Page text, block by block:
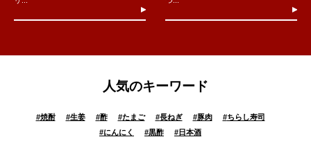
人気のキーワード
#焼酎 #生姜 #酢 #たまご #長ねぎ #豚肉 #ちらし寿司
#にんにく #黒酢 # 日本酒